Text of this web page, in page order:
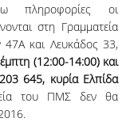
πληροφορίες οι
στη Γραμματεία
και Λευκάδος 33,
(12:00-14:00) και
645, κυρία Ελπίδα
του ΠΜΣ δεν θα